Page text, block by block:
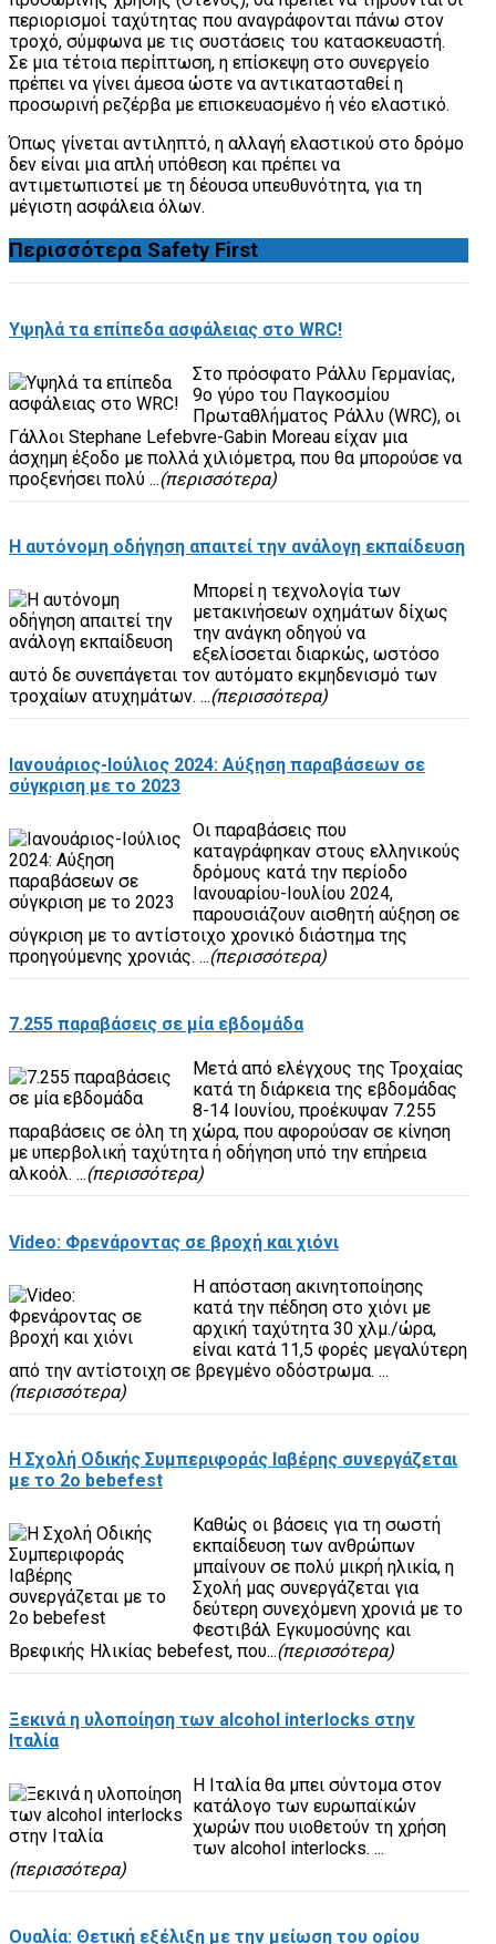
περιορισμοί ταχύτητας που αναγράφονται πάνω στον
τροχό, σύμφωνα με τις συστάσεις του κατασκευαστή.
Σε μια τέτοια περίπτωση, η επίσκεψη στο συνεργείο
πρέπει να γίνει άμεσα ώστε να αντικατασταθεί η
προσωρινή ρεζέρβα με επισκευασμένο ή νέο ελαστικό.
Όπως γίνεται αντιληπτό, η αλλαγή ελαστικού στο δρόμο
δεν είναι μια απλή υπόθεση και πρέπει να
αντιμετωπιστεί με τη δέουσα υπευθυνότητα, για τη
μέγιστη ασφάλεια όλων.
Περισσότερα Safety First
Υψηλά τα επίπεδα ασφάλειας στο WRC!
Στο πρόσφατο Ράλλυ Γερμανίας,
9ο γύρο του Παγκοσμίου
Πρωταθλήματος Ράλλυ (WRC), οι
Γάλλοι Stephane Lefebvre-Gabin Moreau είχαν μια
άσχημη έξοδο με πολλά χιλιόμετρα, που θα μπορούσε να
προξενήσει πολύ ...(περισσότερα)
Η αυτόνομη οδήγηση απαιτεί την ανάλογη εκπαίδευση
Μπορεί η τεχνολογία των
μετακινήσεων οχημάτων δίχως
την ανάγκη οδηγού να
εξελίσσεται διαρκώς, ωστόσο
αυτό δε συνεπάγεται τον αυτόματο εκμηδενισμό των
τροχαίων ατυχημάτων. ...(περισσότερα)
Ιανουάριος-Ιούλιος 2024: Αύξηση παραβάσεων σε
σύγκριση με το 2023
Οι παραβάσεις που
καταγράφηκαν στους ελληνικούς
δρόμους κατά την περίοδο
Ιανουαρίου-Ιουλίου 2024,
παρουσιάζουν αισθητή αύξηση σε
σύγκριση με το αντίστοιχο χρονικό διάστημα της
προηγούμενης χρονιάς. ...(περισσότερα)
7.255 παραβάσεις σε μία εβδομάδα
Μετά από ελέγχους της Τροχαίας
κατά τη διάρκεια της εβδομάδας
8-14 Ιουνίου, προέκυψαν 7.255
παραβάσεις σε όλη τη χώρα, που αφορούσαν σε κίνηση
με υπερβολική ταχύτητα ή οδήγηση υπό την επήρεια
αλκοόλ. ...(περισσότερα)
Video: Φρενάροντας σε βροχή και χιόνι
Η απόσταση ακινητοποίησης
κατά την πέδηση στο χιόνι με
αρχική ταχύτητα 30 χλμ./ώρα,
είναι κατά 11,5 φορές μεγαλύτερη
από την αντίστοιχη σε βρεγμένο οδόστρωμα. ...
(περισσότερα)
Η Σχολή Οδικής Συμπεριφοράς Ιαβέρης συνεργάζεται
με το 2ο bebefest
Καθώς οι βάσεις για τη σωστή
εκπαίδευση των ανθρώπων
μπαίνουν σε πολύ μικρή ηλικία, η
Σχολή μας συνεργάζεται για
δεύτερη συνεχόμενη χρονιά με το
Φεστιβάλ Εγκυμοσύνης και
Βρεφικής Ηλικίας bebefest, που...(περισσότερα)
Ξεκινά η υλοποίηση των alcohol interlocks στην
Ιταλία
Η Ιταλία θα μπει σύντομα στον
κατάλογο των ευρωπαϊκών
χωρών που υιοθετούν τη χρήση
των alcohol interlocks. ...
(περισσότερα)
Ουαλία: Θετική εξέλιξη με την μείωση του ορίου